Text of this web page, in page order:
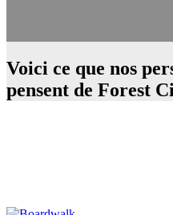
Voici ce que nos
pensent de Forest